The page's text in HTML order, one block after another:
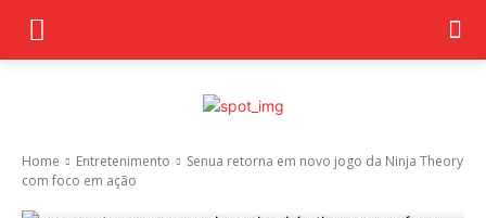
Home Entretenimento
Senua retorna em novo jogo da Ninja Theory
com foco em ação